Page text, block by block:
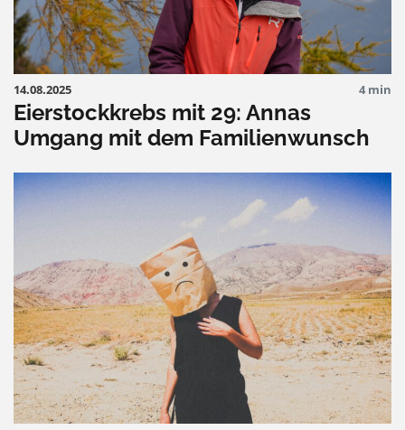
14.08.2025 4 min
Eierstockkrebs mit 29: Annas
Umgang mit dem Familienwunsch